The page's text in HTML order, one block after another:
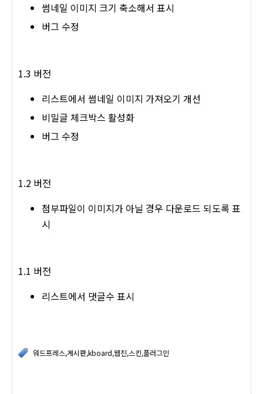
썸네일 이미지 크기 축소해서 표시
버그 수정
1.3 버전
리스트에서 썸네일 이미지 가져오기 개선
비밀글 체크박스 활성화
버그 수정
1.2 버전
첨부파일이 이미지가 아닐 경우 다운로드 되도록 표
시
1.1 버전
리스트에서 댓글수 표시
워드프레스,게시판,kboard,웹진,스킨,플러그인